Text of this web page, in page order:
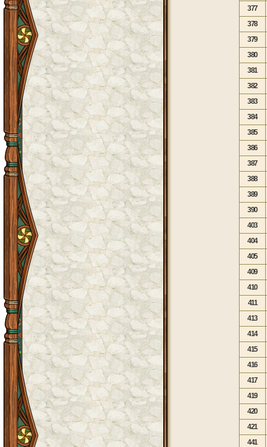
377
378
379
380
381
382
383
384
385
386
387
388
389
390
403
404
405
409
410
411
413
414
415
416
417
419
420
421
441